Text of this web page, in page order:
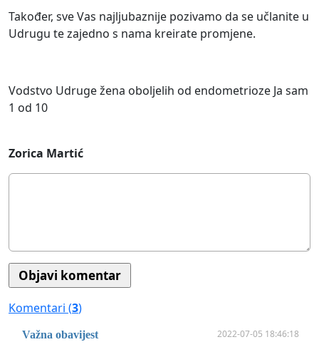
Također, sve Vas najljubaznije pozivamo da se učlanite u
Udrugu te zajedno s nama kreirate promjene.
Vodstvo Udruge žena oboljelih od endometrioze Ja sam
1 od 10
Zorica Martić
Komentari (3)
Važna obavijest 2022-07-05 18:46:18